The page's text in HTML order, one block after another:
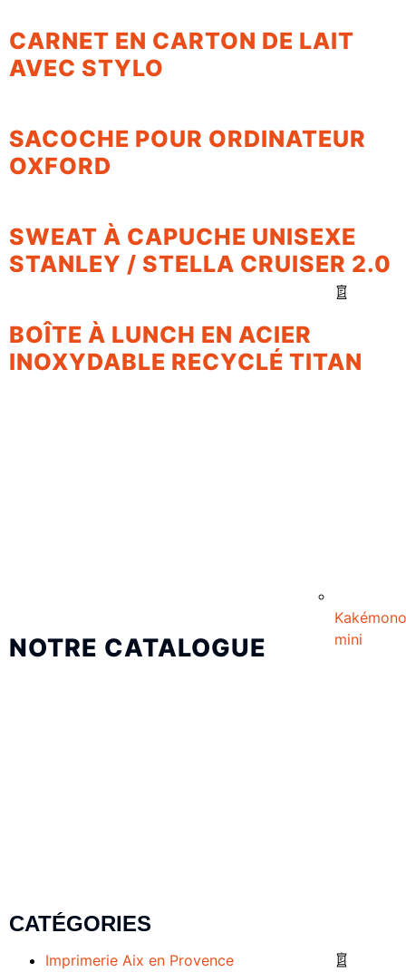
Kakémono
mini
CARNET EN CARTON DE LAIT
AVEC STYLO
SACOCHE POUR ORDINATEUR
OXFORD
SWEAT À CAPUCHE UNISEXE
STANLEY / STELLA CRUISER 2.0
BOÎTE À LUNCH EN ACIER
INOXYDABLE RECYCLÉ TITAN
NOTRE CATALOGUE
CATÉGORIES
Imprimerie Aix en Provence